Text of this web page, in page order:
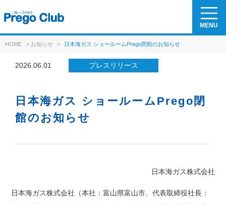
MENU
HOME > お知らせ > 日本海ガス ショールームPrego閉館のお知らせ
2026.06.01 プレスリリース
日本海ガス ショールームPrego閉
館のお知らせ
日本海ガス株式会社
日本海ガス株式会社（本社：富山県富山市、代表取締役社長：